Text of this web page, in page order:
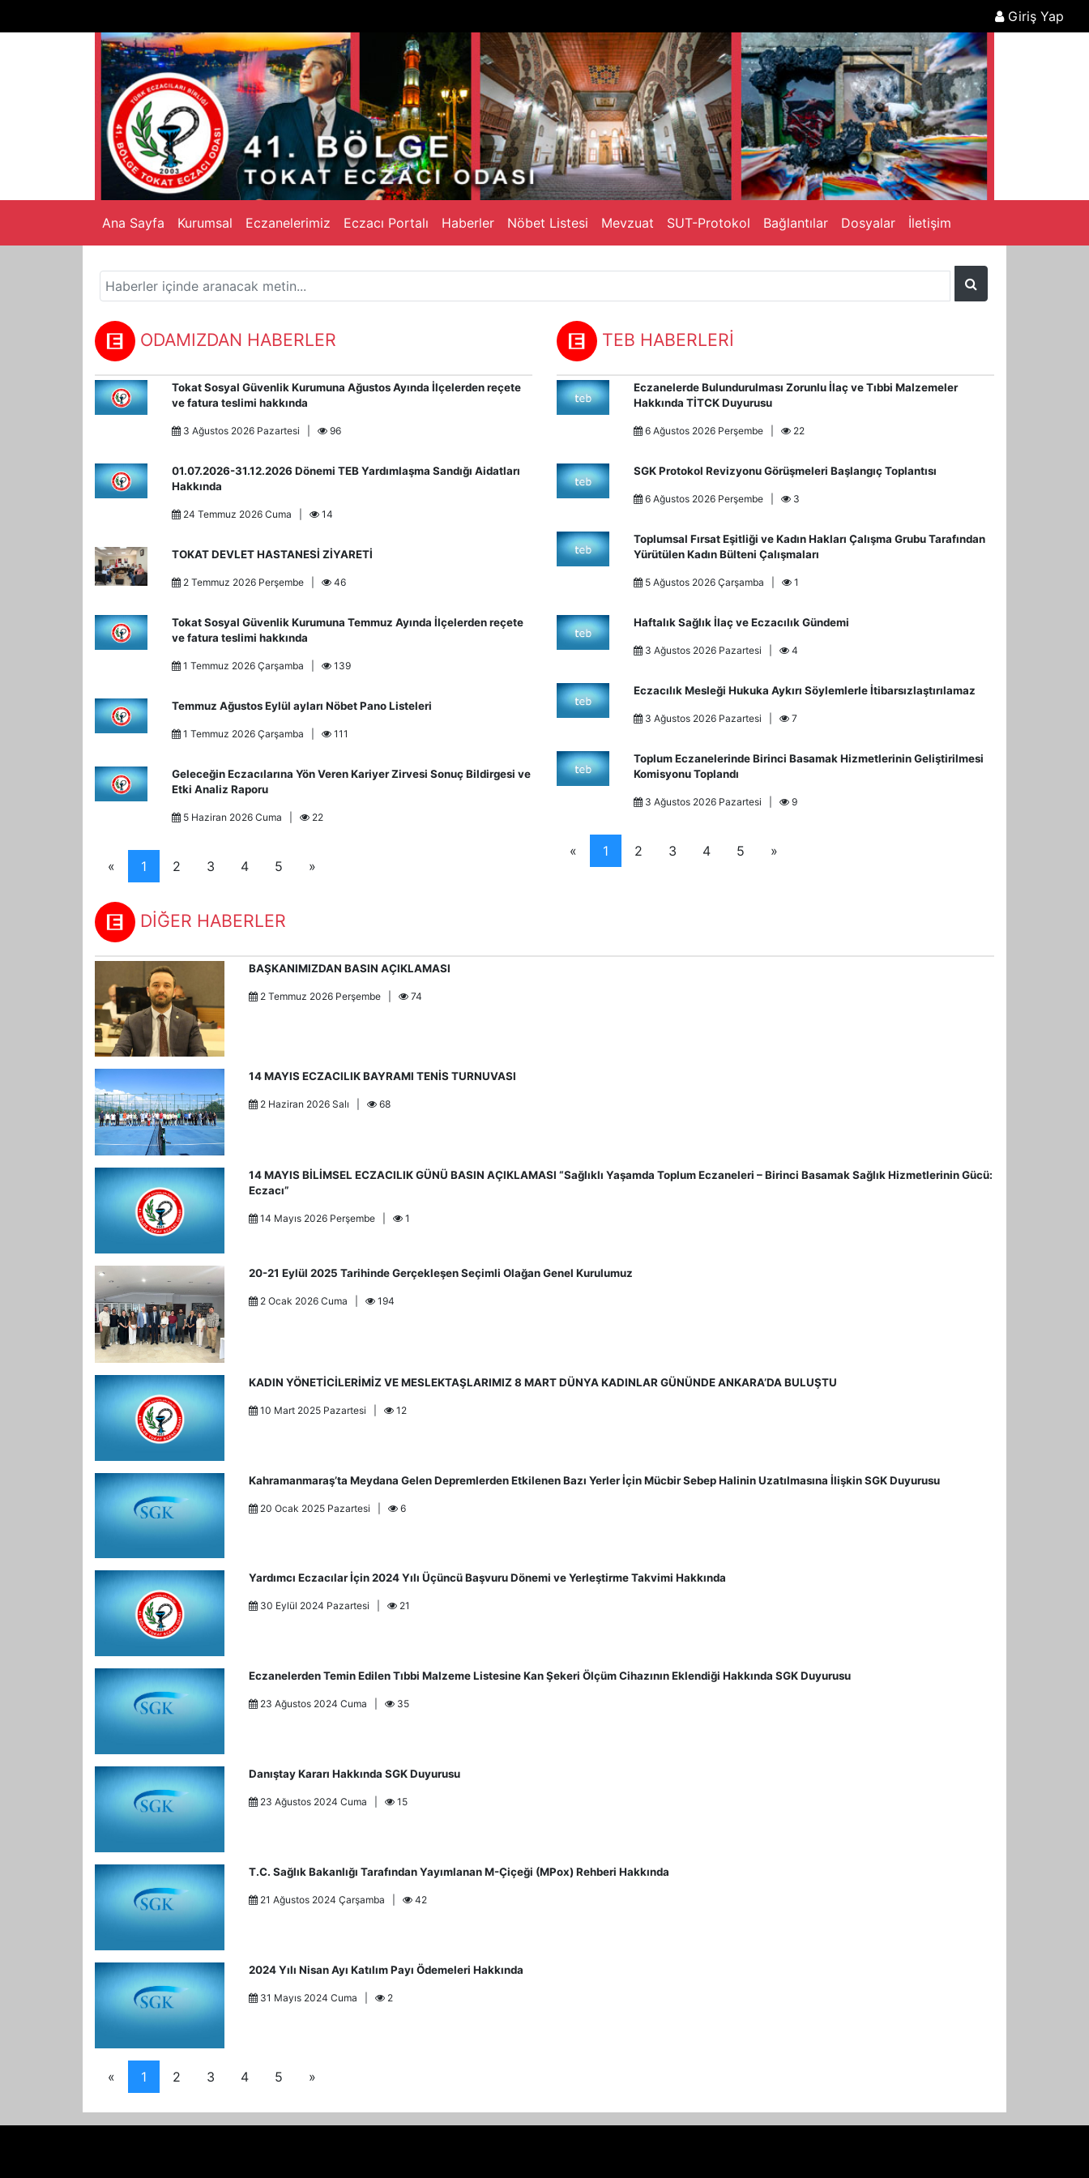
Giriş Yap
Ana Sayfa Kurumsal Eczanelerimiz Eczacı Portalı Haberler Nöbet Listesi Mevzuat SUT-Protokol Bağlantılar Dosyalar İletişim
ODAMIZDAN HABERLER
Tokat Sosyal Güvenlik Kurumuna Ağustos Ayında İlçelerden reçete
ve fatura teslimi hakkında
3 Ağustos 2026 Pazartesi | 96
01.07.2026-31.12.2026 Dönemi TEB Yardımlaşma Sandığı Aidatları
Hakkında
24 Temmuz 2026 Cuma | 14
TOKAT DEVLET HASTANESİ ZİYARETİ
2 Temmuz 2026 Perşembe | 46
Tokat Sosyal Güvenlik Kurumuna Temmuz Ayında İlçelerden reçete
ve fatura teslimi hakkında
1 Temmuz 2026 Çarşamba | 139
Temmuz Ağustos Eylül ayları Nöbet Pano Listeleri
1 Temmuz 2026 Çarşamba | 111
Geleceğin Eczacılarına Yön Veren Kariyer Zirvesi Sonuç Bildirgesi ve
Etki Analiz Raporu
5 Haziran 2026 Cuma | 22
« 1 2 3 4 5 »
TEB HABERLERİ
Eczanelerde Bulundurulması Zorunlu İlaç ve Tıbbi Malzemeler
Hakkında TİTCK Duyurusu
6 Ağustos 2026 Perşembe | 22
SGK Protokol Revizyonu Görüşmeleri Başlangıç Toplantısı
6 Ağustos 2026 Perşembe | 3
Toplumsal Fırsat Eşitliği ve Kadın Hakları Çalışma Grubu Tarafından
Yürütülen Kadın Bülteni Çalışmaları
5 Ağustos 2026 Çarşamba | 1
Haftalık Sağlık İlaç ve Eczacılık Gündemi
3 Ağustos 2026 Pazartesi | 4
Eczacılık Mesleği Hukuka Aykırı Söylemlerle İtibarsızlaştırılamaz
3 Ağustos 2026 Pazartesi | 7
Toplum Eczanelerinde Birinci Basamak Hizmetlerinin Geliştirilmesi
Komisyonu Toplandı
3 Ağustos 2026 Pazartesi | 9
« 1 2 3 4 5 »
DİĞER HABERLER
BAŞKANIMIZDAN BASIN AÇIKLAMASI
2 Temmuz 2026 Perşembe | 74
14 MAYIS ECZACILIK BAYRAMI TENİS TURNUVASI
2 Haziran 2026 Salı | 68
14 MAYIS BİLİMSEL ECZACILIK GÜNÜ BASIN AÇIKLAMASI “Sağlıklı Yaşamda Toplum Eczaneleri – Birinci Basamak Sağlık Hizmetlerinin Gücü:
Eczacı”
14 Mayıs 2026 Perşembe | 1
20-21 Eylül 2025 Tarihinde Gerçekleşen Seçimli Olağan Genel Kurulumuz
2 Ocak 2026 Cuma | 194
KADIN YÖNETİCİLERİMİZ VE MESLEKTAŞLARIMIZ 8 MART DÜNYA KADINLAR GÜNÜNDE ANKARA’DA BULUŞTU
10 Mart 2025 Pazartesi | 12
Kahramanmaraş’ta Meydana Gelen Depremlerden Etkilenen Bazı Yerler İçin Mücbir Sebep Halinin Uzatılmasına İlişkin SGK Duyurusu
20 Ocak 2025 Pazartesi | 6
Yardımcı Eczacılar İçin 2024 Yılı Üçüncü Başvuru Dönemi ve Yerleştirme Takvimi Hakkında
30 Eylül 2024 Pazartesi | 21
Eczanelerden Temin Edilen Tıbbi Malzeme Listesine Kan Şekeri Ölçüm Cihazının Eklendiği Hakkında SGK Duyurusu
23 Ağustos 2024 Cuma | 35
Danıştay Kararı Hakkında SGK Duyurusu
23 Ağustos 2024 Cuma | 15
T.C. Sağlık Bakanlığı Tarafından Yayımlanan M-Çiçeği (MPox) Rehberi Hakkında
21 Ağustos 2024 Çarşamba | 42
2024 Yılı Nisan Ayı Katılım Payı Ödemeleri Hakkında
31 Mayıs 2024 Cuma | 2
« 1 2 3 4 5 »